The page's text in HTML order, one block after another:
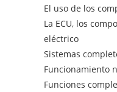
El uso de los
La ECU, los
eléctrico
Sistemas
Funcionamiento
Funciones